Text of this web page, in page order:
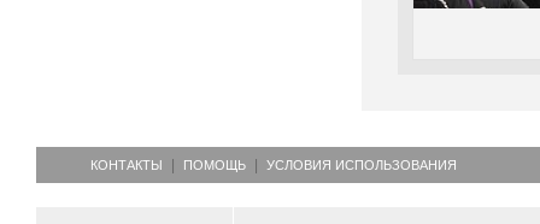
КОНТАКТЫ ПОМОЩЬ УСЛОВИЯ ИСПОЛЬЗОВАНИЯ